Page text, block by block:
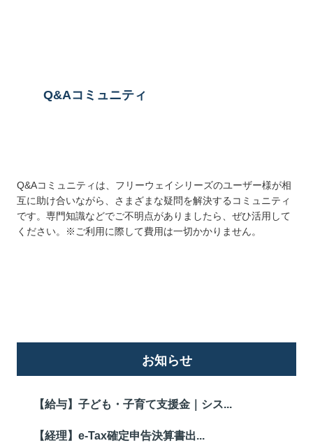
Q&Aコミュニティ
Q&Aコミュニティは、フリーウェイシリーズのユーザー様が相
互に助け合いながら、さまざまな疑問を解決するコミュニティ
です。専門知識などでご不明点がありましたら、ぜひ活用して
ください。※ご利用に際して費用は一切かかりません。
お知らせ
【給与】子ども・子育て支援金｜シス...
【経理】e-Tax確定申告決算書出...